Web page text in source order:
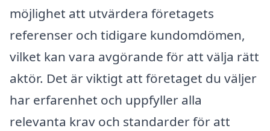
möjlighet att utvärdera företagets
referenser och tidigare kundomdömen,
vilket kan vara avgörande för att välja rätt
aktör. Det är viktigt att företaget du väljer
har erfarenhet och uppfyller alla
relevanta krav och standarder för att